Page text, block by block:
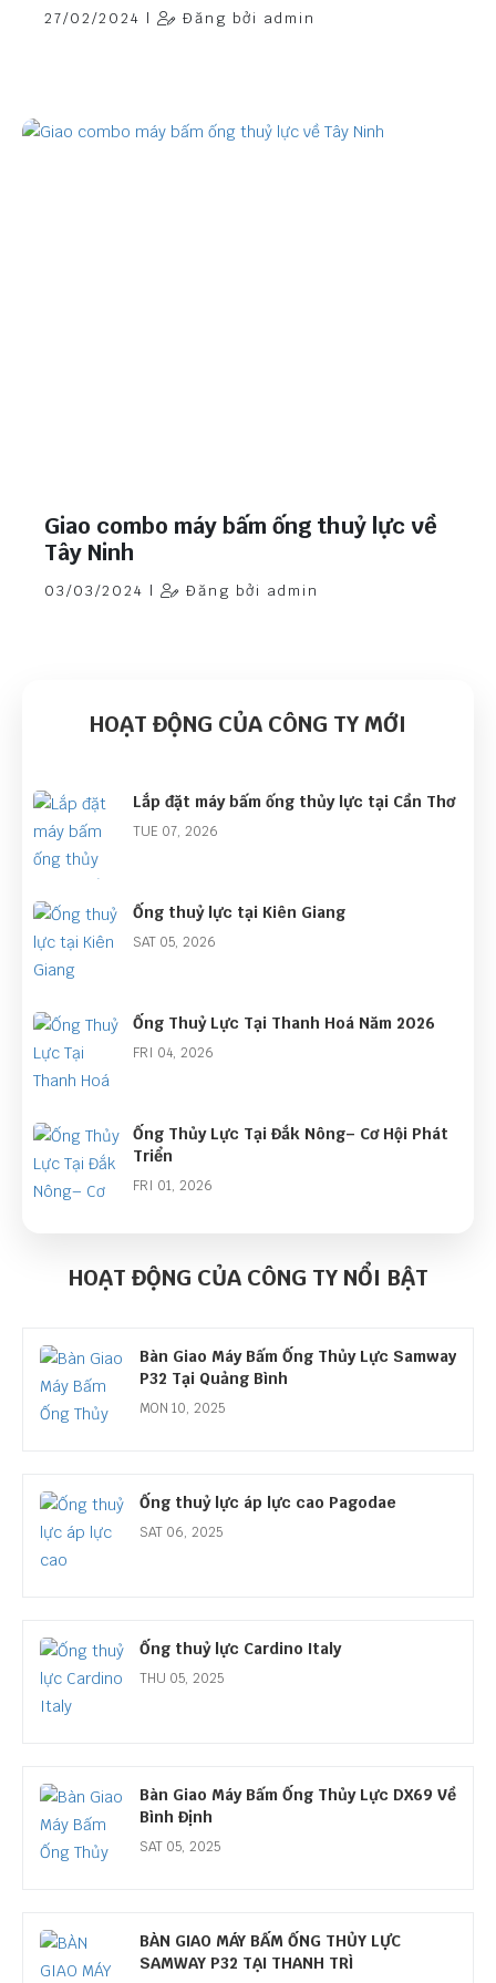
27/02/2024 | Đăng bởi admin
Giao combo máy bấm ống thuỷ lực về
Tây Ninh
03/03/2024 | Đăng bởi admin
HOẠT ĐỘNG CỦA CÔNG TY MỚI
Lắp đặt máy bấm ống thủy lực tại Cần Thơ
TUE 07, 2026
Ống thuỷ lực tại Kiên Giang
SAT 05, 2026
Ống Thuỷ Lực Tại Thanh Hoá Năm 2026
FRI 04, 2026
Ống Thủy Lực Tại Đắk Nông– Cơ Hội Phát
Triển
FRI 01, 2026
Cơ Hội Lớn Từ Làn Sóng Đầu Tư Công
THU 01, 2026
HOẠT ĐỘNG CỦA CÔNG TY NỔI BẬT
Bàn Giao Máy Bấm Ống Thủy Lực Samway
P32 Tại Quảng Bình
MON 10, 2025
Ống thuỷ lực áp lực cao Pagodae
SAT 06, 2025
Ống thuỷ lực Cardino Italy
THU 05, 2025
Bàn Giao Máy Bấm Ống Thủy Lực DX69 Về
Bình Định
SAT 05, 2025
BÀN GIAO MÁY BẤM ỐNG THỦY LỰC
SAMWAY P32 TẠI THANH TRÌ